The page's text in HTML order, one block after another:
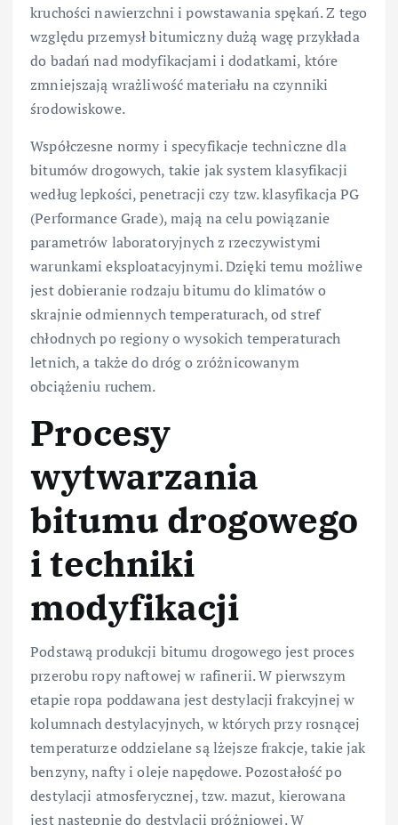
kruchości nawierzchni i powstawania spękań. Z tego
względu przemysł bitumiczny dużą wagę przykłada
do badań nad modyfikacjami i dodatkami, które
zmniejszają wrażliwość materiału na czynniki
środowiskowe.
Współczesne normy i specyfikacje techniczne dla
bitumów drogowych, takie jak system klasyfikacji
według lepkości, penetracji czy tzw. klasyfikacja PG
(Performance Grade), mają na celu powiązanie
parametrów laboratoryjnych z rzeczywistymi
warunkami eksploatacyjnymi. Dzięki temu możliwe
jest dobieranie rodzaju bitumu do klimatów o
skrajnie odmiennych temperaturach, od stref
chłodnych po regiony o wysokich temperaturach
letnich, a także do dróg o zróżnicowanym
obciążeniu ruchem.
Procesy
wytwarzania
bitumu drogowego
i techniki
modyfikacji
Podstawą produkcji bitumu drogowego jest proces
przerobu ropy naftowej w rafinerii. W pierwszym
etapie ropa poddawana jest destylacji frakcyjnej w
kolumnach destylacyjnych, w których przy rosnącej
temperaturze oddzielane są lżejsze frakcje, takie jak
benzyny, nafty i oleje napędowe. Pozostałość po
destylacji atmosferycznej, tzw. mazut, kierowana
jest następnie do destylacji próżniowej. W